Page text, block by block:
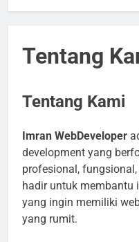
Tentang
Tentang Kami
Imran WebDeveloper
development yang
profesional,
hadir untuk membantu
yang ingin memiliki
yang rumit.